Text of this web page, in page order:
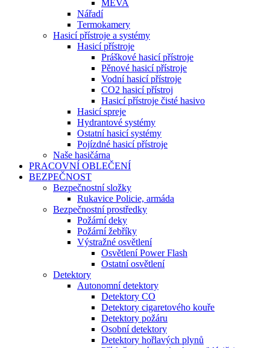
MEVA
Nářadí
Termokamery
Hasicí přístroje a systémy
Hasicí přístroje
Práškové hasicí přístroje
Pěnové hasicí přístroje
Vodní hasicí přístroje
CO2 hasicí přístroj
Hasicí přístroje čisté hasivo
Hasicí spreje
Hydrantové systémy
Ostatní hasicí systémy
Pojízdné hasicí přístroje
Naše hasičárna
PRACOVNÍ OBLEČENÍ
BEZPEČNOST
Bezpečnostní složky
Rukavice Policie, armáda
Bezpečnostní prostředky
Požární deky
Požární žebříky
Výstražné osvětlení
Osvětlení Power Flash
Ostatní osvětlení
Detektory
Autonomní detektory
Detektory CO
Detektory cigaretového kouře
Detektory požáru
Osobní detektory
Detektory hořlavých plynů